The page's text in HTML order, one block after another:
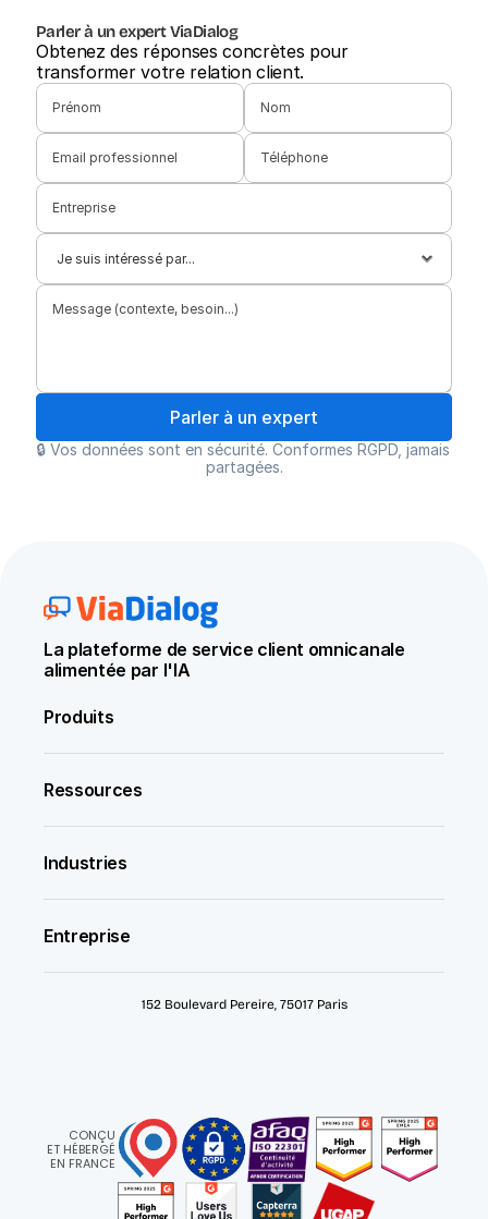
Parler à un expert ViaDialog
Obtenez des réponses concrètes pour
transformer votre relation client.
Parler à un expert
🔒 Vos données sont en sécurité. Conformes RGPD, jamais
partagées.
La plateforme de service client omnicanale
alimentée par l'IA
Produits
Ressources
Industries
Entreprise
152 Boulevard Pereire, 75017 Paris
CONÇU
ET HÉBERGÉ
EN FRANCE